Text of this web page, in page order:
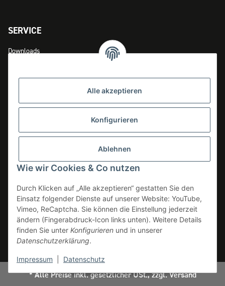
SERVICE
Downloads
Widerrufsrecht
INFOS
Erklärung zur Barrierefreiheit
Verpackungsinformationen
* Alle Preise inkl. gesetzlicher USt., zzgl.Versand
Alle akzeptieren
Konfigurieren
Ablehnen
Wie wir Cookies & Co nutzen
Durch Klicken auf „Alle akzeptieren“ gestatten Sie den
Einsatz folgender Dienste auf unserer Website: YouTube,
Vimeo, ReCaptcha. Sie können die Einstellung jederzeit
ändern (Fingerabdruck-Icon links unten). Weitere Details
finden Sie unter Konfigurieren und in unserer
Datenschutzerklärung.
Impressum Datenschutz